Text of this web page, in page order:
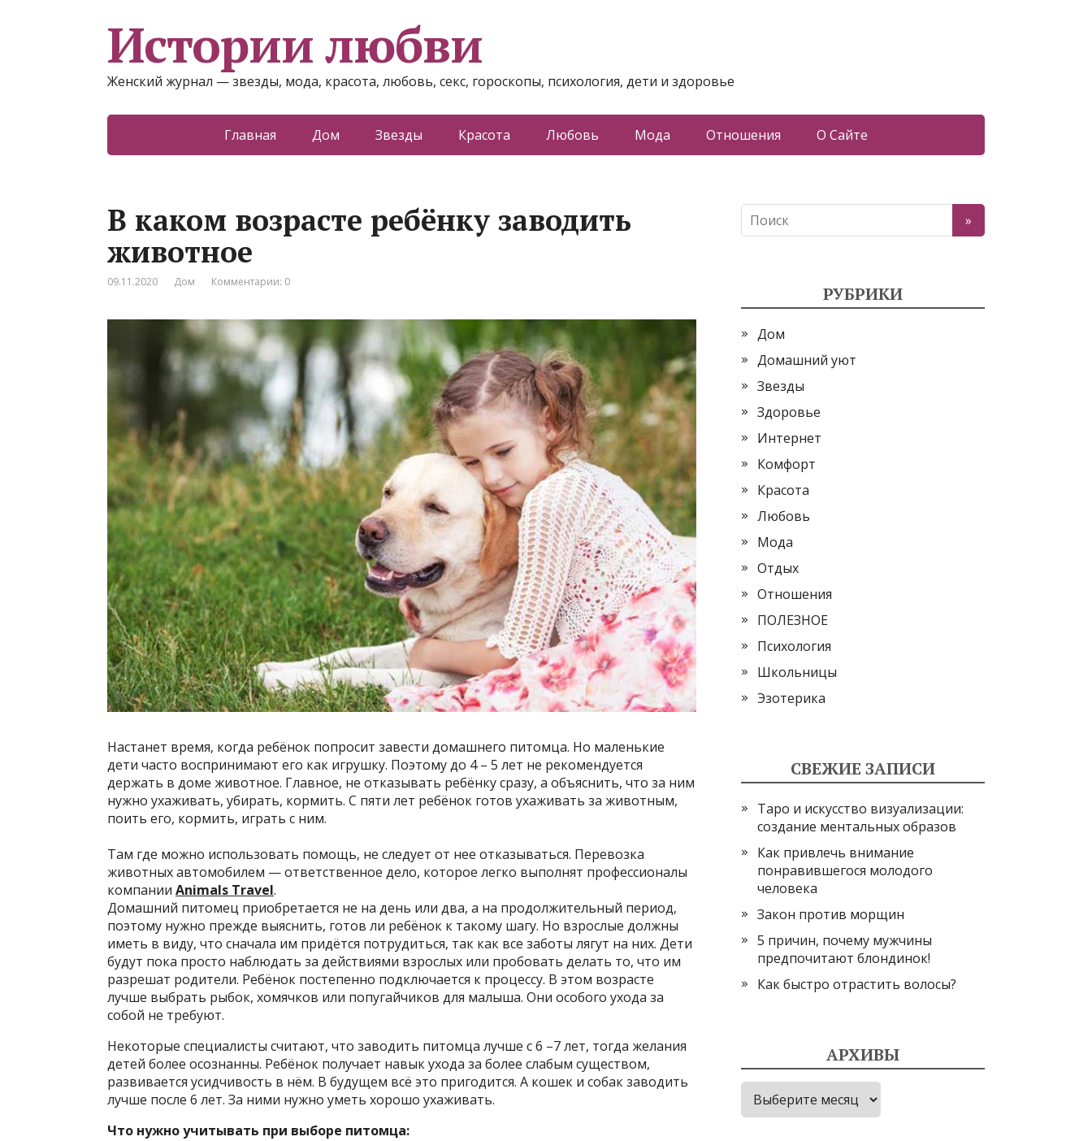
Истории любви
Женский журнал — звезды, мода, красота, любовь, секс, гороскопы, психология, дети и здоровье
Главная Дом Звезды Красота Любовь Мода Отношения О Сайте
В каком возрасте ребёнку заводить
животное
09.11.2020 Дом Комментарии: 0
Настанет время, когда ребёнок попросит завести домашнего питомца. Но маленькие
дети часто воспринимают его как игрушку. Поэтому до 4 – 5 лет не рекомендуется
держать в доме животное. Главное, не отказывать ребёнку сразу, а объяснить, что за ним
нужно ухаживать, убирать, кормить. С пяти лет ребёнок готов ухаживать за животным,
поить его, кормить, играть с ним.
Там где можно использовать помощь, не следует от нее отказываться. Перевозка
животных автомобилем — ответственное дело, которое легко выполнят профессионалы
компании Animals Travel.
Домашний питомец приобретается не на день или два, а на продолжительный период,
поэтому нужно прежде выяснить, готов ли ребёнок к такому шагу. Но взрослые должны
иметь в виду, что сначала им придётся потрудиться, так как все заботы лягут на них. Дети
будут пока просто наблюдать за действиями взрослых или пробовать делать то, что им
разрешат родители. Ребёнок постепенно подключается к процессу. В этом возрасте
лучше выбрать рыбок, хомячков или попугайчиков для малыша. Они особого ухода за
собой не требуют.
Некоторые специалисты считают, что заводить питомца лучше с 6 –7 лет, тогда желания
детей более осознанны. Ребёнок получает навык ухода за более слабым существом,
развивается усидчивость в нём. В будущем всё это пригодится. А кошек и собак заводить
лучше после 6 лет. За ними нужно уметь хорошо ухаживать.
Что нужно учитывать при выборе питомца:
РУБРИКИ
Дом
Домашний уют
Звезды
Здоровье
Интернет
Комфорт
Красота
Любовь
Мода
Отдых
Отношения
ПОЛЕЗНОЕ
Психология
Школьницы
Эзотерика
СВЕЖИЕ ЗАПИСИ
Таро и искусство визуализации:
создание ментальных образов
Как привлечь внимание
понравившегося молодого
человека
Закон против морщин
5 причин, почему мужчины
предпочитают блондинок!
Как быстро отрастить волосы?
АРХИВЫ
Архивы